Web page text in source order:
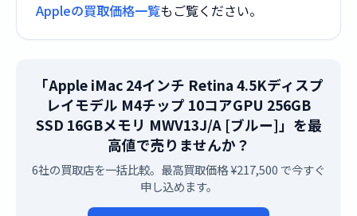
Appleの買取価格一覧もご覧ください。
「Apple iMac 24インチ Retina 4.5Kディスプ
レイモデル M4チップ 10コアGPU 256GB
SSD 16GBメモリ MWV13J/A [ブルー]」を最
高値で売りませんか？
6社の買取店を一括比較。最高買取価格 ¥217,500 で今すぐ
申し込めます。